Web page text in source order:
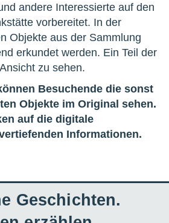
andere Interessierte auf den
vorbereitet. In der
Objekte aus der Sammlung
erkundet werden. Ein Teil der
zu sehen.
Besuchende die sonst
Objekte im Original sehen.
auf die digitale
Informationen.
Geschichten.